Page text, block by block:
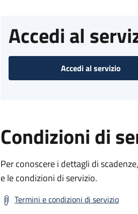
Accedi al
Accedi al servizio
Condizioni di
Per conoscere i dettagli di
e le condizioni di servizio.
Termini e condizioni di servizio